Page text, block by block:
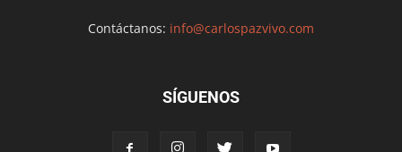
Contáctanos: info@carlospazvivo.com
SÍGUENOS